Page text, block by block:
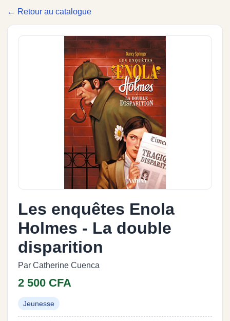
← Retour au catalogue
Les enquêtes Enola
Holmes - La double
disparition
Par Catherine Cuenca
2 500 CFA
Jeunesse